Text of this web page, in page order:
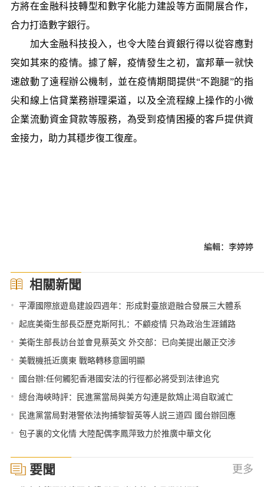
方將在金融科技轉型和數字化能力建設等方面開展合作，
合力打造數字銀行。
加大金融科技投入，也令大陸台資銀行得以從容應對
突如其來的疫情。據了解，疫情發生之初，富邦華一就快
速啟動了遠程辦公機制，並在疫情期間提供“不跑腿”的指
尖和線上信貸業務辦理渠道，以及全流程線上操作的小微
企業流動資金貸款等服務，為受到疫情困擾的客戶提供資
金接力，助力其穩步復工復産。
編輯：李婷婷
相關新聞
• 平潭國際旅遊島建設四週年：形成對臺旅遊融合發展三大體系
• 起底美衛生部長亞歷克斯阿扎：不顧疫情 只為政治生涯鋪路
• 美衛生部長訪台並會見蔡英文 外交部：已向美提出嚴正交涉
• 美戰機抵近廣東 戰略轉移意圖明顯
• 國台辦:任何觸犯香港國安法的行徑都必將受到法律追究
• 總台海峽時評：民進黨當局與美方勾連是飲鴆止渴自取滅亡
• 民進黨當局對港警依法拘捕黎智英等人説三道四 國台辦回應
• 包子裏的文化情 大陸配偶李鳳萍致力於推廣中華文化
要聞 更多